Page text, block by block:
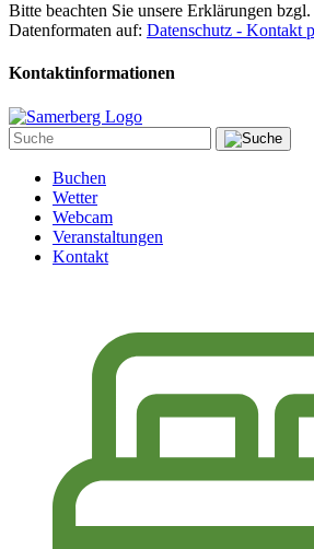
Bitte beachten Sie unsere Erklärungen
Datenformaten auf: Datenschutz - Kontakt
Kontaktinformationen
Buchen
Wetter
Webcam
Veranstaltungen
Kontakt